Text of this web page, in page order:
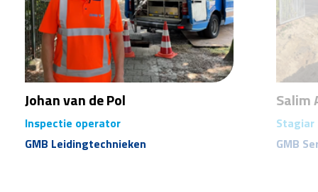
Johan van de Pol
Inspectie operator
GMB Leidingtechnieken
Salim
Stagiar
GMB